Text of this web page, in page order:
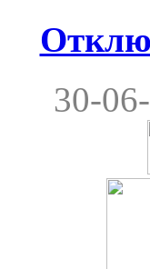
30-